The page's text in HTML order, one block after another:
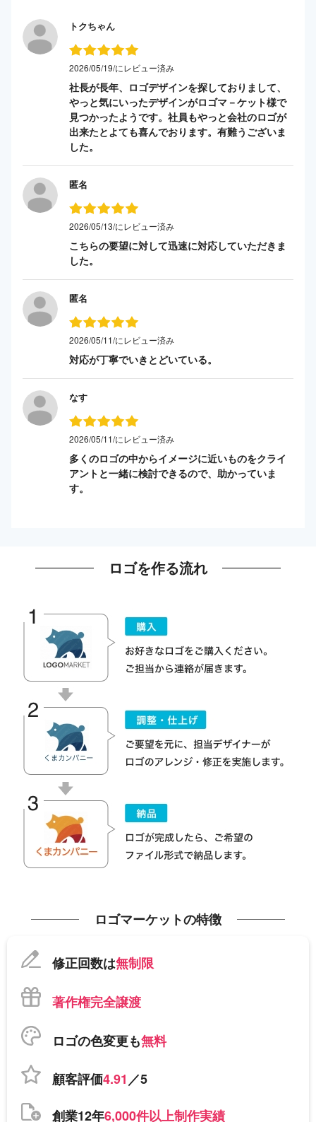
トクちゃん
2026/05/19/にレビュー済み
社長が長年、ロゴデザインを探しておりまして、
やっと気にいったデザインがロゴマ－ケット様で
見つかったようです。社員もやっと会社のロゴが
出来たとよても喜んでおります。有難うございま
した。
匿名
2026/05/13/にレビュー済み
こちらの要望に対して迅速に対応していただきま
した。
匿名
2026/05/11/にレビュー済み
対応が丁寧でいきとどいている。
なす
2026/05/11/にレビュー済み
多くのロゴの中からイメージに近いものをクライ
アントと一緒に検討できるので、助かっていま
す。
ロゴを作る流れ
ロゴマーケットの特徴
修正回数は無制限
著作権完全譲渡
ロゴの色変更も無料
顧客評価4.91／5
創業12年6,000件以上制作実績